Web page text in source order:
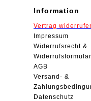
Information
Vertrag
Impressum
Widerrufsrecht &
Widerrufsformular
AGB
Versand- &
Datenschutz